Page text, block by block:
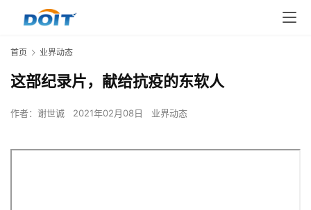
首页 业界动态
这部纪录片，献给抗疫的东软人
作者： 谢世诚 2021年02月08日 业界动态